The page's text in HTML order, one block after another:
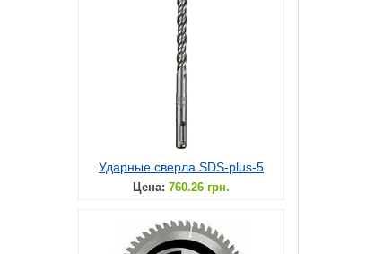
Ударные сверла SDS-plus-5
Цена: 760.26 грн.